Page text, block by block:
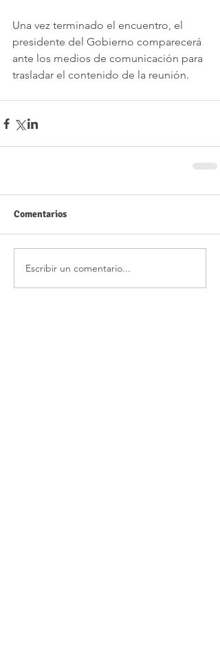
Una vez terminado el encuentro, el
presidente del Gobierno comparecerá
ante los medios de comunicación para
trasladar el contenido de la reunión.
Comentarios
Escribir un comentario...